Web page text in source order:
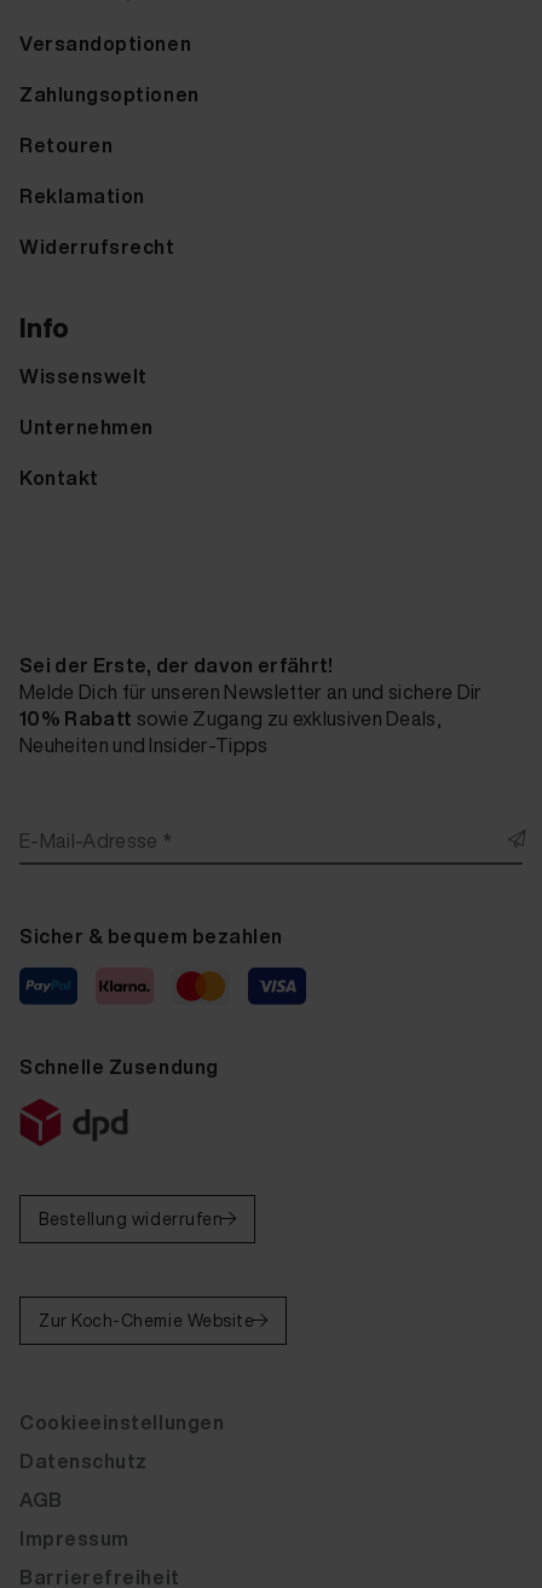
Versandoptionen
Zahlungsoptionen
Retouren
Reklamation
Widerrufsrecht
Info
Wissenswelt
Unternehmen
Kontakt
Sei der Erste, der davon erfährt!
Melde Dich für unseren Newsletter an und sichere Dir
10% Rabatt sowie Zugang zu exklusiven Deals,
Neuheiten und Insider-Tipps
E-Mail-Adresse *
Sicher & bequem bezahlen
Schnelle Zusendung
Bestellung widerrufen
Zur Koch-Chemie Website
Cookieeinstellungen
Datenschutz
AGB
Impressum
Barrierefreiheit